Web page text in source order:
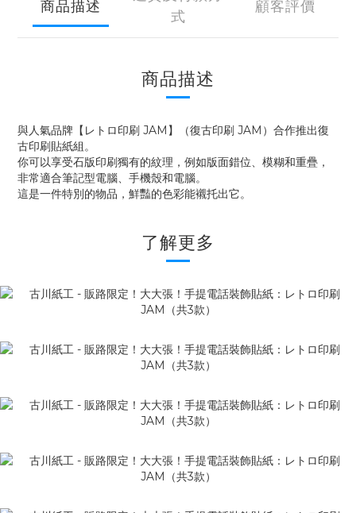
商品描述
式
顧客評價
商品描述
與人氣品牌【レトロ印刷 JAM】（復古印刷 JAM）合作推出復
古印刷貼紙組。
你可以享受石版印刷獨有的紋理，例如版面錯位、模糊和重疊，
非常適合筆記型電腦、手機殼和電腦。
這是一件特別的物品，鮮豔的色彩能襯托出它。
了解更多